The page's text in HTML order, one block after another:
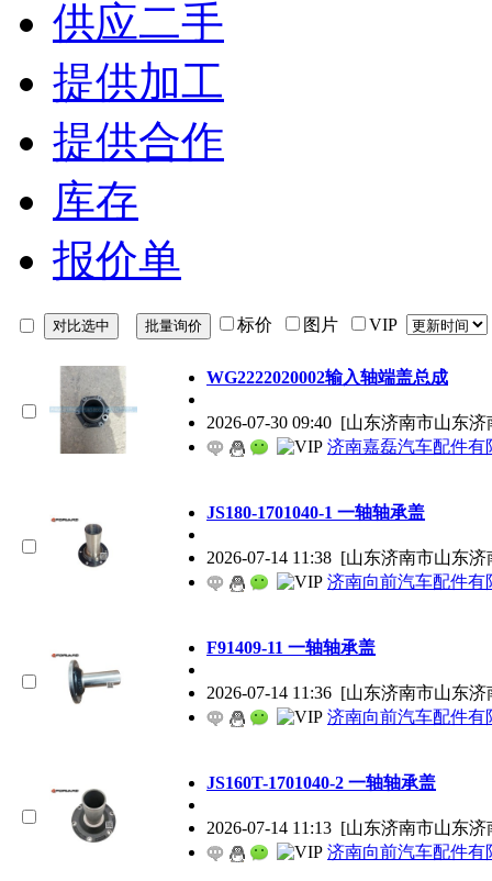
供应二手
提供加工
提供合作
库存
报价单
标价 图片 VIP
WG2222020002输入轴端盖总成
2026-07-30 09:40 [山东济南市山东
济南嘉磊汽车配件有
JS180-1701040-1 一轴轴承盖
2026-07-14 11:38 [山东济南市山东
济南向前汽车配件有
F91409-11 一轴轴承盖
2026-07-14 11:36 [山东济南市山东
济南向前汽车配件有
JS160T-1701040-2 一轴轴承盖
2026-07-14 11:13 [山东济南市山东
济南向前汽车配件有